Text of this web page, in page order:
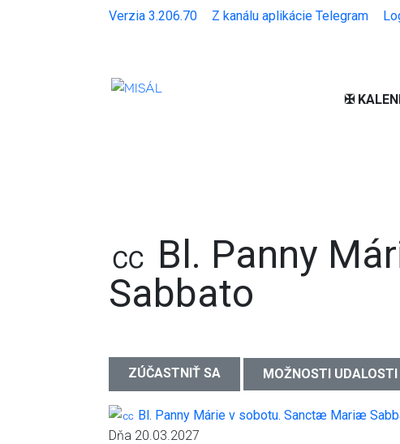
Verzia 3.206.70 Z kanálu aplikácie Telegram
✠
㏄ Bl. Panny
Sabbato
ZÚČASTNIŤ SA MOŽNOSTI UDALOSTI
Dňa 20.03.2027